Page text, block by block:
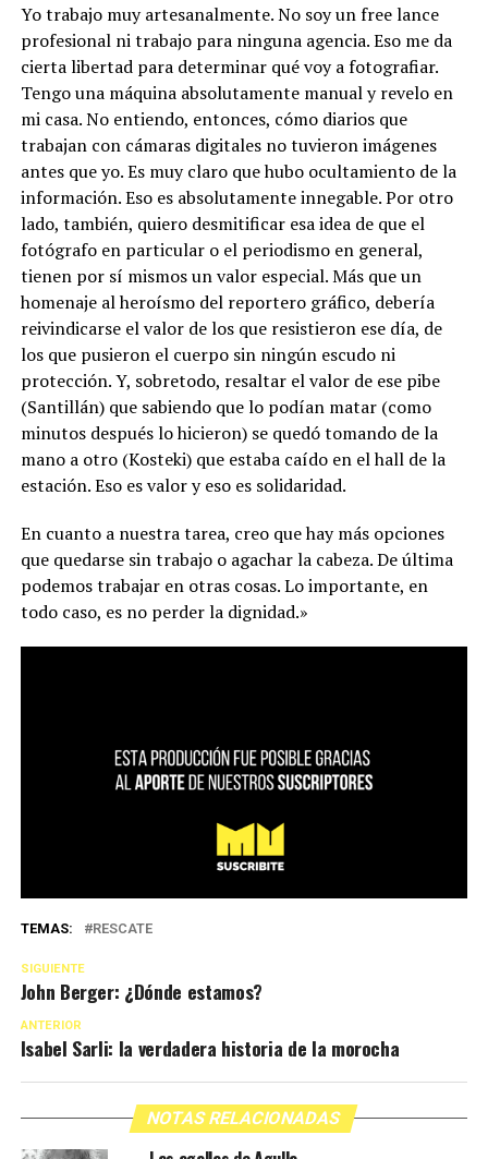
Yo trabajo muy artesanalmente. No soy un free lance
profesional ni trabajo para ninguna agencia. Eso me da
cierta libertad para determinar qué voy a fotografiar.
Tengo una máquina absolutamente manual y revelo en
mi casa. No entiendo, entonces, cómo diarios que
trabajan con cámaras digitales no tuvieron imágenes
antes que yo. Es muy claro que hubo ocultamiento de la
información. Eso es absolutamente innegable. Por otro
lado, también, quiero desmitificar esa idea de que el
fotógrafo en particular o el periodismo en general,
tienen por sí mismos un valor especial. Más que un
homenaje al heroísmo del reportero gráfico, debería
reivindicarse el valor de los que resistieron ese día, de
los que pusieron el cuerpo sin ningún escudo ni
protección. Y, sobretodo, resaltar el valor de ese pibe
(Santillán) que sabiendo que lo podían matar (como
minutos después lo hicieron) se quedó tomando de la
mano a otro (Kosteki) que estaba caído en el hall de la
estación. Eso es valor y eso es solidaridad.
En cuanto a nuestra tarea, creo que hay más opciones
que quedarse sin trabajo o agachar la cabeza. De última
podemos trabajar en otras cosas. Lo importante, en
todo caso, es no perder la dignidad.»
TEMAS: RESCATE
SIGUIENTE
John Berger: ¿Dónde estamos?
ANTERIOR
Isabel Sarli: la verdadera historia de la morocha
NOTAS RELACIONADAS